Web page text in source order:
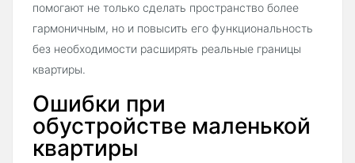
помогают не только сделать пространство более
гармоничным, но и повысить его функциональность
без необходимости расширять реальные границы
квартиры.
Ошибки при
обустройстве маленькой
квартиры